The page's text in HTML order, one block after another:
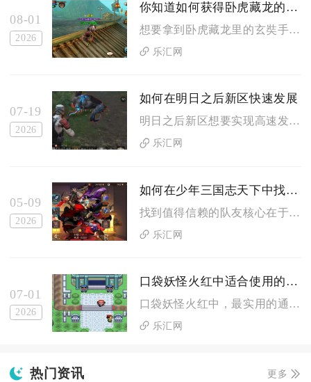
08-01
2026
你知道如何获得卧虎藏龙的玄奘手信吗
想要拿到卧虎藏龙里的玄奘手信，核心方式是完成玄奘系列的长线奇...
乐汇网
07-19
2026
如何在明日之后新区快速发展
明日之后新区想要实现高速发育，核心逻辑是优先拉满三围熟练度快...
乐汇网
05-09
2026
如何在少年三国志天下中找到值得信赖的队友
找到值得信赖的队友核心在于筛选战力稳定、阵容互补、社交履约度...
乐汇网
07-01
2026
口袋妖怪火红中适合使用的阵容有哪些
口袋妖怪火红中，最实用的通关阵容以御三家核心、胡地、卡比兽、...
乐汇网
热门资讯 更多